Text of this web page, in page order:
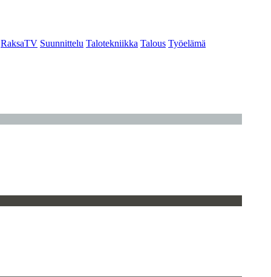
RaksaTV Suunnittelu Talotekniikka Talous Työelämä